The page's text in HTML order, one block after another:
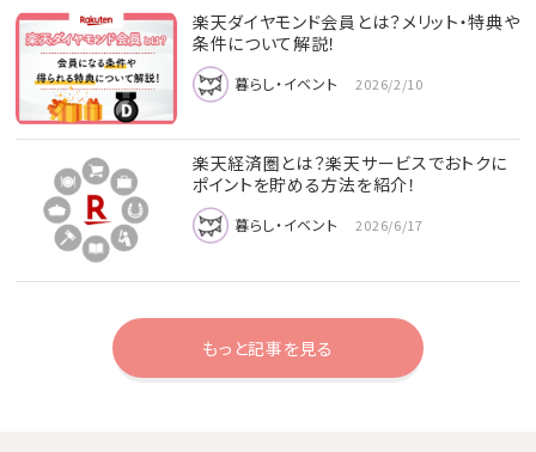
楽天ダイヤモンド会員とは？メリット・特典や
条件について解説！
暮らし・イベント 2026/2/10
楽天経済圏とは？楽天サービスでおトクに
ポイントを貯める方法を紹介！
暮らし・イベント 2026/6/17
もっと記事を見る